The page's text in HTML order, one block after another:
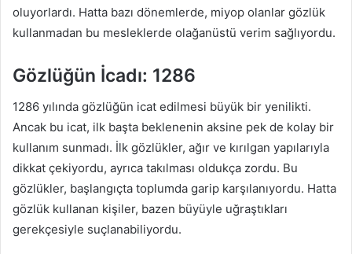
oluyorlardı. Hatta bazı dönemlerde, miyop olanlar gözlük
kullanmadan bu mesleklerde olağanüstü verim sağlıyordu.
Gözlüğün İcadı: 1286
1286 yılında gözlüğün icat edilmesi büyük bir yenilikti.
Ancak bu icat, ilk başta beklenenin aksine pek de kolay bir
kullanım sunmadı. İlk gözlükler, ağır ve kırılgan yapılarıyla
dikkat çekiyordu, ayrıca takılması oldukça zordu. Bu
gözlükler, başlangıçta toplumda garip karşılanıyordu. Hatta
gözlük kullanan kişiler, bazen büyüyle uğraştıkları
gerekçesiyle suçlanabiliyordu.